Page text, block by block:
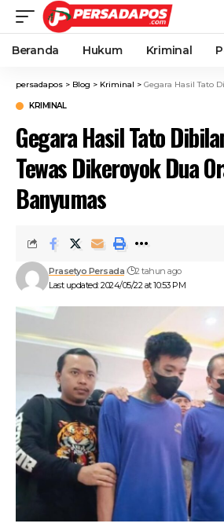
Beranda Hukum Kriminal
persadapos > Blog > Kriminal > Gegara Hasil Tato Dibilang
KRIMINAL
Gegara Hasil Tato
Tewas Dikeroyok Dua
Banyumas
Last updated: 2024/05/22 at 10:53 PM
Prasetyo Persada 2 tahun ago